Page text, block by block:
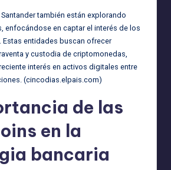
Santander también están explorando
enfocándose en captar el interés de los
Estas entidades buscan ofrecer
y custodia de criptomonedas,
interés en activos digitales entre
(cincodias.elpais.com)
de las
en la
bancaria